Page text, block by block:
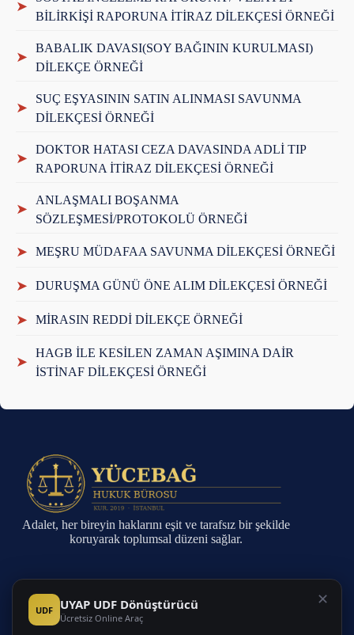
➤
BİLİRKİŞİ RAPORUNA İTİRAZ DİLEKÇESİ ÖRNEĞİ
➤
BABALIK DAVASI(SOY BAĞININ KURULMASI)
DİLEKÇE ÖRNEĞİ
➤
SUÇ EŞYASININ SATIN ALINMASI SAVUNMA
DİLEKÇESİ ÖRNEĞİ
➤
DOKTOR HATASI CEZA DAVASINDA ADLİ TIP
RAPORUNA İTİRAZ DİLEKÇESİ ÖRNEĞİ
➤
ANLAŞMALI BOŞANMA
SÖZLEŞMESİ/PROTOKOLÜ ÖRNEĞİ
➤ MEŞRU MÜDAFAA SAVUNMA DİLEKÇESİ ÖRNEĞİ
➤ DURUŞMA GÜNÜ ÖNE ALIM DİLEKÇESİ ÖRNEĞİ
➤ MİRASIN REDDİ DİLEKÇE ÖRNEĞİ
➤
HAGB İLE KESİLEN ZAMAN AŞIMINA DAİR
İSTİNAF DİLEKÇESİ ÖRNEĞİ
Adalet, her bireyin haklarını eşit ve tarafsız bir şekilde
koruyarak toplumsal düzeni sağlar.
✕
UDF UYAP UDF Dönüştürücü
Ücretsiz Online Araç